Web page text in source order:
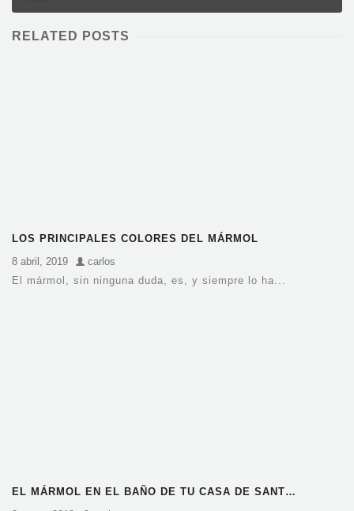
RELATED POSTS
LOS PRINCIPALES COLORES DEL MÁRMOL
8 abril, 2019
carlos
El mármol, sin ninguna duda, es, y siempre lo ha...
EL MÁRMOL EN EL BAÑO DE TU CASA DE SANT…